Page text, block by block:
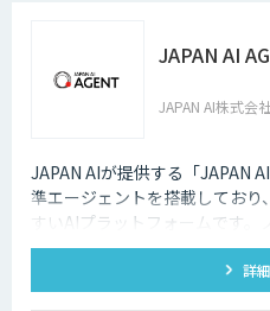
JAPAN AI
JAPAN AI株式会
JAPAN AIが提供する「JAPAN
準エージェントを搭載してお
すいAIプラットフォームです。
ジェントも作成でき、「AI社
する環境を構築可能です。
詳